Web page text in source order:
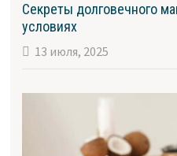
Секреты долговечного
условиях
13 июля, 2025